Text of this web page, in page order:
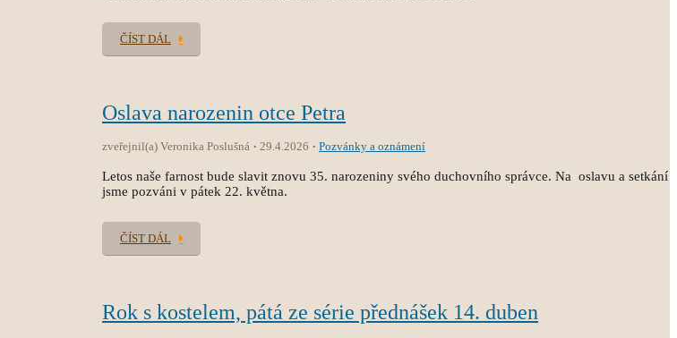
ČÍST DÁL
Oslava narozenin otce Petra
zveřejnil(a) Veronika Poslušná 29.4.2026 Pozvánky a oznámení
Letos naše farnost bude slavit znovu 35. narozeniny svého duchovního správce. Na oslavu a setkání
jsme pozváni v pátek 22. května.
ČÍST DÁL
Rok s kostelem, pátá ze série přednášek 14. duben